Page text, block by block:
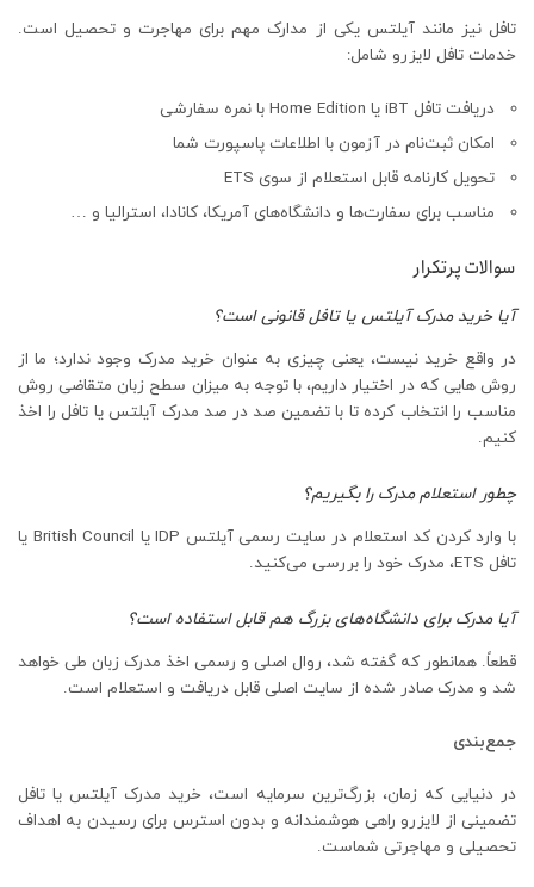
تافل نیز مانند آیلتس یکی از مدارک مهم برای مهاجرت و تحصیل است.
خدمات تافل لایزرو شامل:
دریافت تافل iBT یا Home Edition با نمره سفارشی
امکان ثبت‌نام در آزمون با اطلاعات پاسپورت شما
تحویل کارنامه قابل استعلام از سوی ETS
مناسب برای سفارت‌ها و دانشگاه‌های آمریکا، کانادا، استرالیا و …
سوالات پرتکرار
آیا خرید مدرک آیلتس یا تافل قانونی است؟
در واقع خرید نیست، یعنی چیزی به عنوان خرید مدرک وجود ندارد؛ ما از
روش هایی که در اختیار داریم، با توجه به میزان سطح زبان متقاضی روش
مناسب را انتخاب کرده تا با تضمین صد در صد مدرک آیلتس یا تافل را اخذ
کنیم.
چطور استعلام مدرک را بگیریم؟
با وارد کردن کد استعلام در سایت رسمی آیلتس IDP یا British Council یا
تافل ETS، مدرک خود را بررسی می‌کنید.
آیا مدرک برای دانشگاه‌های بزرگ هم قابل استفاده است؟
قطعاً. همانطور که گفته شد، روال اصلی و رسمی اخذ مدرک زبان طی خواهد
شد و مدرک صادر شده از سایت اصلی قابل دریافت و استعلام است.
جمع‌بندی
در دنیایی که زمان، بزرگ‌ترین سرمایه است، خرید مدرک آیلتس یا تافل
تضمینی از لایزرو راهی هوشمندانه و بدون استرس برای رسیدن به اهداف
تحصیلی و مهاجرتی شماست.